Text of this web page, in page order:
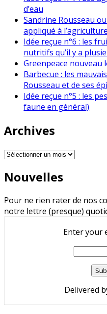
d’eau
Sandrine Rousseau
appliqué à l’agriculture
Idée reçue n°6 : les
nutritifs qu’il y a
Greenpeace nouveau
Barbecue : les
Rousseau et de ses
Idée reçue n°5 : les
faune en général)
Archives
Archives
Nouvelles
Pour ne rien rater de nos
notre lettre (presque)
Enter your
Delivered